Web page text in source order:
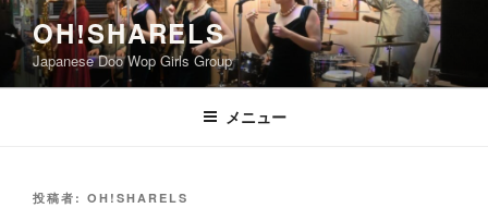
コ
ン
テ
ン
OH!SHARELS
Japanese Doo Wop Girls Group
メニュー
投
投稿者: OH!SHARELS